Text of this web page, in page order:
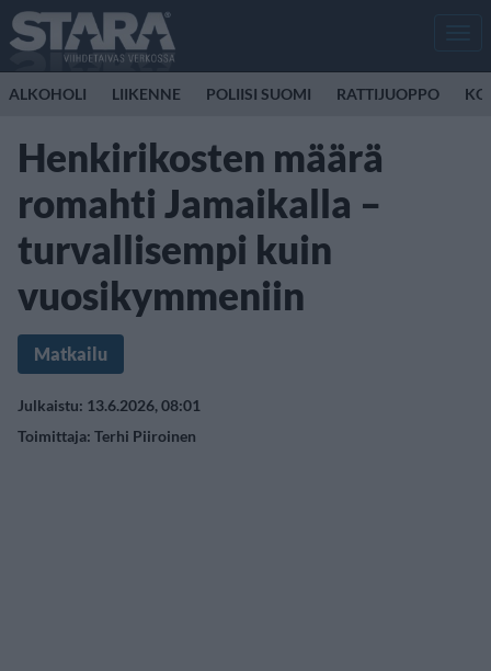
ALKOHOLI LIIKENNE POLIISI SUOMI RATTIJUOPPO
Henkirikosten määrä
romahti Jamaikalla –
turvallisempi kuin
vuosikymmeniin
Matkailu
Julkaistu: 13.6.2026, 08:01
Toimittaja: Terhi Piiroinen